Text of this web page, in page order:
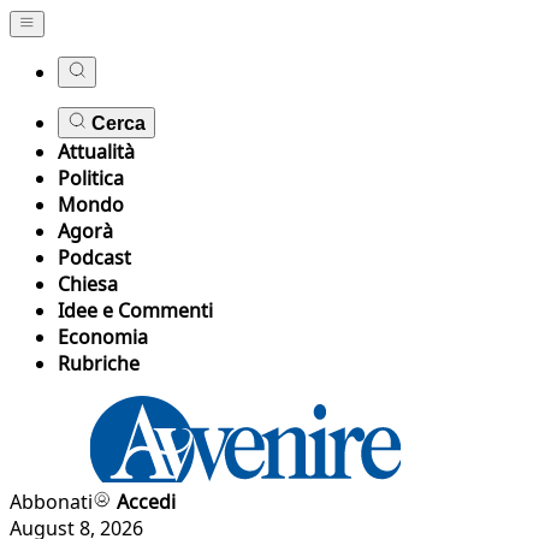
Cerca
Attualità
Politica
Mondo
Agorà
Podcast
Chiesa
Idee e Commenti
Economia
Rubriche
Abbonati
Accedi
August 8, 2026